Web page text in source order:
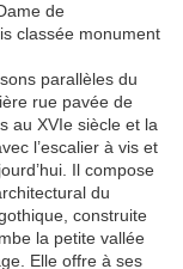
de
classée monument
parallèles du
rue pavée de
au XVIe siècle et la
l’escalier à vis et
Il compose
du
construite
la petite vallée
Elle offre à ses